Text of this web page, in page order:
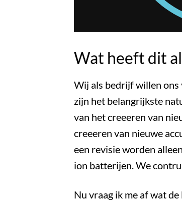
Wat heeft dit
Wij als bedrijf willen ons
zijn het belangrijkste
van het creeeren van
creeeren van nieuwe
een revisie worden
ion batterijen. We
Nu vraag ik me af wat